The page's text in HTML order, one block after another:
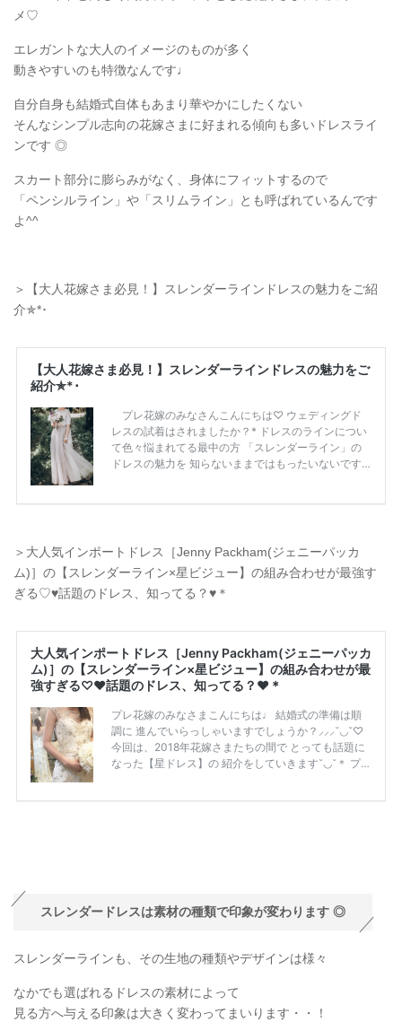
メ♡
エレガントな大人のイメージのものが多く
動きやすいのも特徴なんです♩
自分自身も結婚式自体もあまり華やかにしたくない
そんなシンプル志向の花嫁さまに好まれる傾向も多いドレスライ
ンです ◎
スカート部分に膨らみがなく、身体にフィットするので
「ペンシルライン」や「スリムライン」とも呼ばれているんです
よ^^
＞【大人花嫁さま必見！】スレンダーラインドレスの魅力をご紹
介✯*･
＞大人気インポートドレス［Jenny Packham(ジェニーパッカ
ム)］の【スレンダーライン×星ビジュー】の組み合わせが最強す
ぎる♡♥話題のドレス、知ってる？♥＊
スレンダードレスは素材の種類で印象が変わります ◎
スレンダーラインも、その生地の種類やデザインは様々
なかでも選ばれるドレスの素材によって
見る方へ与える印象は大きく変わってまいります・・！